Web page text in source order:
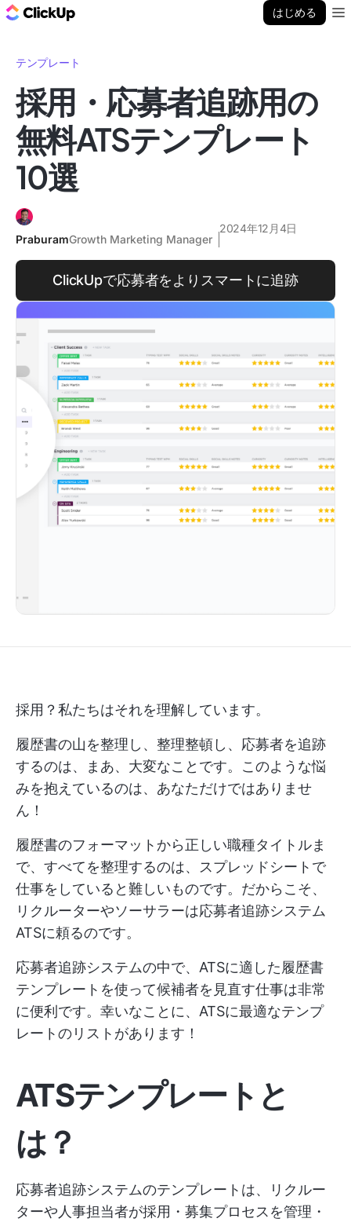
はじめる
テンプレート
採用・応募者追跡用の
無料ATSテンプレート
10選
PraburamGrowth Marketing Manager
2024年12月4日
ClickUpで応募者をよりスマートに追跡
採用？私たちはそれを理解しています。
履歴書の山を整理し、整理整頓し、応募者を追跡
するのは、まあ、大変なことです。このような悩
みを抱えているのは、あなただけではありませ
ん！
履歴書のフォーマットから正しい職種タイトルま
で、すべてを整理するのは、スプレッドシートで
仕事をしていると難しいものです。だからこそ、
リクルーターやソーサラーは応募者追跡システム
ATSに頼るのです。
応募者追跡システムの中で、ATSに適した履歴書
テンプレートを使って候補者を見直す仕事は非常
に便利です。幸いなことに、ATSに最適なテンプ
レートのリストがあります！
ATSテンプレートと
は？
応募者追跡システムのテンプレートは、リクルー
ターや人事担当者が採用・募集プロセスを管理・